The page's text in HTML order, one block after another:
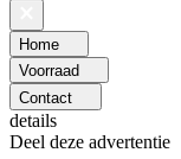
Home
Voorraad
Contact
details
Deel deze advertentie